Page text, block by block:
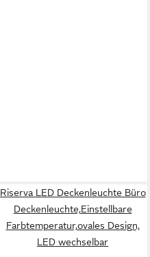
Riserva LED Deckenleuchte Büro
Deckenleuchte,Einstellbare
Farbtemperatur,ovales Design,
LED wechselbar